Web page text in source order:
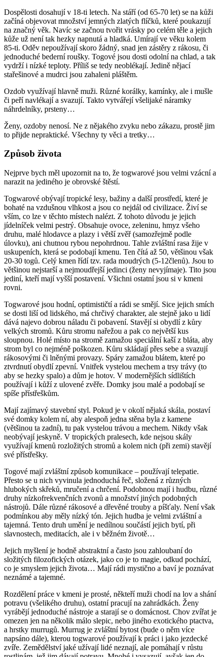
Dospělosti dosahují v 18-ti letech. Na stáří (od 65-70 let) se na kůži
začíná objevovat množství jemných zlatých flíčků, které poukazují
na značný věk. Navíc se začnou tvořit vrásky po celém těle a jejich
kůže už není tak hezky napnutá a hladká. Umírají ve věku kolem
85-ti. Oděv nepoužívají skoro žádný, snad jen zástěry z rákosu, či
jednoduché bederní roušky. Togové jsou dosti odolní na chlad, a tak
vydrží i nízké teploty. Příliš se tedy neoblékají. Jedině nějací
stařešinové a mudrci jsou zahaleni pláštěm.
Ozdob využívají hlavně muži. Různé korálky, kamínky, ale i mušle
či peří navlékají a svazují. Takto vytvářejí všelijaké náramky
náhrdelníky, prsteny…
Ženy, ozdoby nenosí. Ne z nějakého zvyku nebo zákazu, prostě jim
to přijde nepraktické. Všechny ty věci a tretky…
Způsob života
Nejprve bych měl upozornit na to, že togwarové jsou velmi vzácní a
narazit na jediného je obrovské štěstí.
Togwarové obývají tropické lesy, bažiny a další prostředí, které je
bohaté na vzdušnou vlhkost a jsou co nejdál od civilizace. Živí se
vším, co lze v těchto místech nalézt. Z tohoto důvodu je jejich
jídelníček velmi pestrý. Obsahuje ovoce, zeleninu, hmyz všeho
druhu, malé hlodavce a plazy i větší zvěř (samozřejmě podle
úlovku), ani chutnou rybou nepohrdnou. Tahle zvláštní rasa žije v
uskupeních, která se podobají kmenu. Ten čítá až 50, většinou však
20-30 togů. Celý kmen řídí tzv. rada moudrých (5-12členů). Jsou to
většinou nejstarší a nejmoudřejší jedinci (ženy nevyjímaje). Tito jsou
jediní, kteří mají vyšší postavení. Všichni ostatní jsou si v kmeni
rovni.
Togwarové jsou hodní, optimističtí a rádi se smějí. Sice jejich smích
se dosti liší od lidského, má chrčivý charakter, ale stejně jako u lidí
dává najevo dobrou náladu či pobavení. Stavějí si obydlí z kůry
velkých stromů. Kůru stromu nařežou a pak co největší kus
sloupnou. Holé místo na stromě zamažou speciální kaší z bláta, aby
strom byl co nejméně poškozen. Kůru skládají přes sebe a svazují
rákosovými či lněnými provazy. Spáry zamažou blátem, které po
ztvrdnutí obydlí zpevní. Vnitřek vystelou mechem a trsy trávy (to
aby se hezky spalo) a dům je hotov. V modernějších sídlištích
používají i kůží z ulovené zvěře. Domky jsou malé a podobají se
spíše přístřeškům.
Mají zajímavý stavební styl. Pokud je v okolí nějaká skála, postaví
své domky kolem ní, aby alespoň jedna stěna byla z kamene
(většinou ta zadní), tu pak vystelou trávou a mechem. Nikdy však
neobývají jeskyně. V tropických pralesech, kde nejsou skály
využívají kmenů rozložitých stromů a kolem nich (při zemi) stavějí
své přístřešky.
Togové mají zvláštní způsob komunikace – používají telepatie.
Přesto se u nich vyvinula jednoduchá řeč, složená z různých
hlubokých skřeků, mručení a chrčení. Podobnou mají i hudbu, různé
druhy nízkofrekvenčních zvonů a množství jiných podobných
nástrojů. Dále různé rákosové a dřevěné trouby a píšťaly. Není však
podmínkou aby měly nízký tón. Jejich hudba je velmi zvláštní a
tajemná. Tento druh umění je nedílnou součástí jejich bytí, při
slavnostech, meditacích, ale i v běžném životě…
Jejich myšlení je hodně abstraktní a často jsou zahloubaní do
složitých filozofických otázek, jako co je to magie, odkud pochází,
co je smyslem jejich života… Mají rádi mystično a baví je poznávat
neznámé a tajemné.
Rozdělení práce v kmeni je prosté, někteří muži chodí na lov a shání
potravu (všelikého druhu), ostatní pracují na zahrádkách. Ženy
vyrábějí jednoduché nástroje a starají se o domácnost. Chov zvířat je
omezen jen na několik málo slepic, nebo jiného exotického ptactva,
a hrstky murrugů. Murrug je zvláštní bytost (bude o něm více
napsáno dále), kterou togwarové používají k práci i jako jezdecké
zvíře. Zemědělství jaké užívají lidé neznají, ale pomáhají v růstu